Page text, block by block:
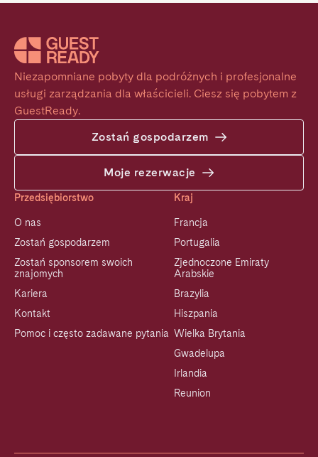
Niezapomniane pobyty dla podróżnych i profesjonalne
usługi zarządzania dla właścicieli. Ciesz się pobytem z
GuestReady.
Zostań gospodarzem
Moje rezerwacje
Przedsiębiorstwo
O nas
Zostań gospodarzem
Zostań sponsorem swoich
znajomych
Kariera
Kontakt
Pomoc i często zadawane pytania
Kraj
Francja
Portugalia
Zjednoczone Emiraty
Arabskie
Brazylia
Hiszpania
Wielka Brytania
Gwadelupa
Irlandia
Reunion